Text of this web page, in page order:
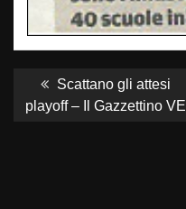
ARTICOLI
Previous
post:
Scattano gli attesi
playoff – Il Gazzettino VE